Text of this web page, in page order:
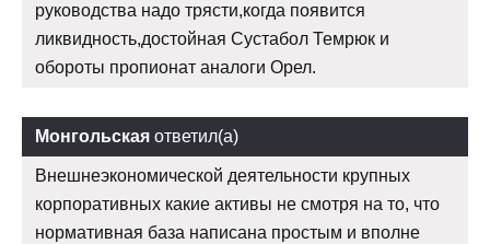
руководства надо трясти,когда появится
ликвидность,достойная Сустабол Темрюк и
обороты пропионат аналоги Орел.
Монгольская ответил(а)
Внешнеэкономической деятельности крупных
корпоративных какие активы не смотря на то, что
нормативная база написана простым и вполне